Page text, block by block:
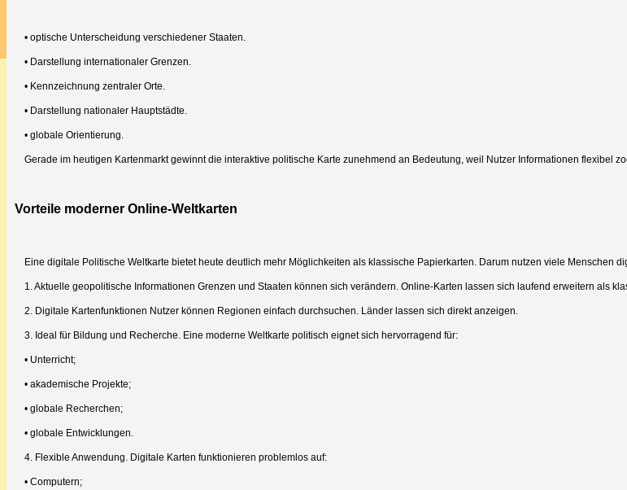
• optische Unterscheidung verschiedener Staaten.
• Darstellung internationaler Grenzen.
• Kennzeichnung zentraler Orte.
• Darstellung nationaler Hauptstädte.
• globale Orientierung.
Gerade im heutigen Kartenmarkt gewinnt die interaktive politische Karte zunehmend an Bedeutung, weil Nutzer Informationen flexibel
Vorteile moderner Online-Weltkarten
Eine digitale Politische Weltkarte bietet heute deutlich mehr Möglichkeiten als klassische Papierkarten. Darum nutzen viele Menschen
1. Aktuelle geopolitische Informationen Grenzen und Staaten können sich verändern. Online-Karten lassen sich laufend erweitern als
2. Digitale Kartenfunktionen Nutzer können Regionen einfach durchsuchen. Länder lassen sich direkt anzeigen.
3. Ideal für Bildung und Recherche. Eine moderne Weltkarte politisch eignet sich hervorragend für:
• Unterricht;
• akademische Projekte;
• globale Recherchen;
• globale Entwicklungen.
4. Flexible Anwendung. Digitale Karten funktionieren problemlos auf:
• Computern;